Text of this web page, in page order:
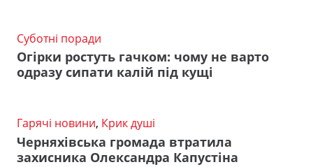
Суботні поради
Огірки ростуть гачком: чому не варто
одразу сипати калій під кущі
Гарячі новини, Крик душі
Черняхівська громада втратила
захисника Олександра Капустіна